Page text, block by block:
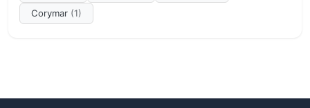
Corymar (1)